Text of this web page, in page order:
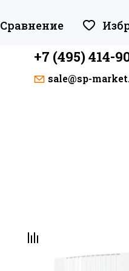
Сравнение
+7 (495) 414-
sale@sp-